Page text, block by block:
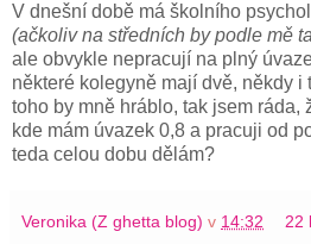
V dnešní době má školního
(ačkoliv na středních by podle mě
ale obvykle nepracují na plný
některé kolegyně mají dvě, někdy i
toho by mně hráblo, tak jsem ráda,
kde mám úvazek 0,8 a pracuji od
teda celou dobu dělám?
Veronika (Z ghetta blog) v 14:32 22